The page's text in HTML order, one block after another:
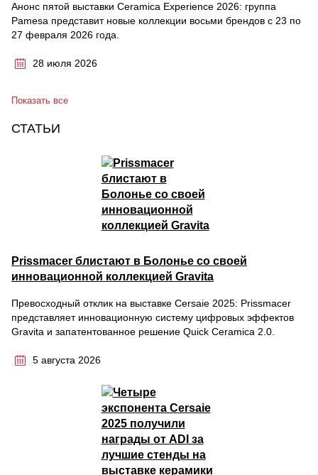
Анонс пятой выставки Ceramica Experience 2026: группа
Pamesa представит новые коллекции восьми брендов с 23 по
27 февраля 2026 года.
28 июля 2026
Показать все
СТАТЬИ
Prissmacer блистают в Болонье со своей
инновационной коллекцией Gravita
Превосходный отклик на выставке Cersaie 2025: Prissmacer
представляет инновационную систему цифровых эффектов
Gravita и запатентованное решение Quick Ceramica 2.0.
5 августа 2026